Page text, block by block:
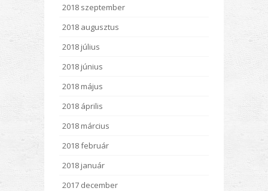
2018 szeptember
2018 augusztus
2018 július
2018 június
2018 május
2018 április
2018 március
2018 február
2018 január
2017 december